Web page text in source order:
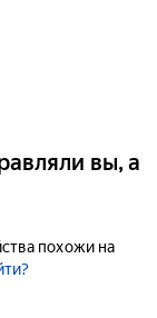
вы, а
похожи на